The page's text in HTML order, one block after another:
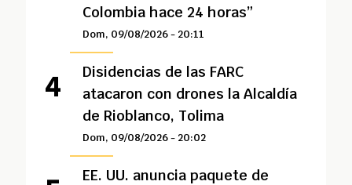
Colombia hace 24 horas”
Dom, 09/08/2026 - 20:11
Disidencias de las FARC
atacaron con drones la Alcaldía
de Rioblanco, Tolima
Dom, 09/08/2026 - 20:02
EE. UU. anuncia paquete de